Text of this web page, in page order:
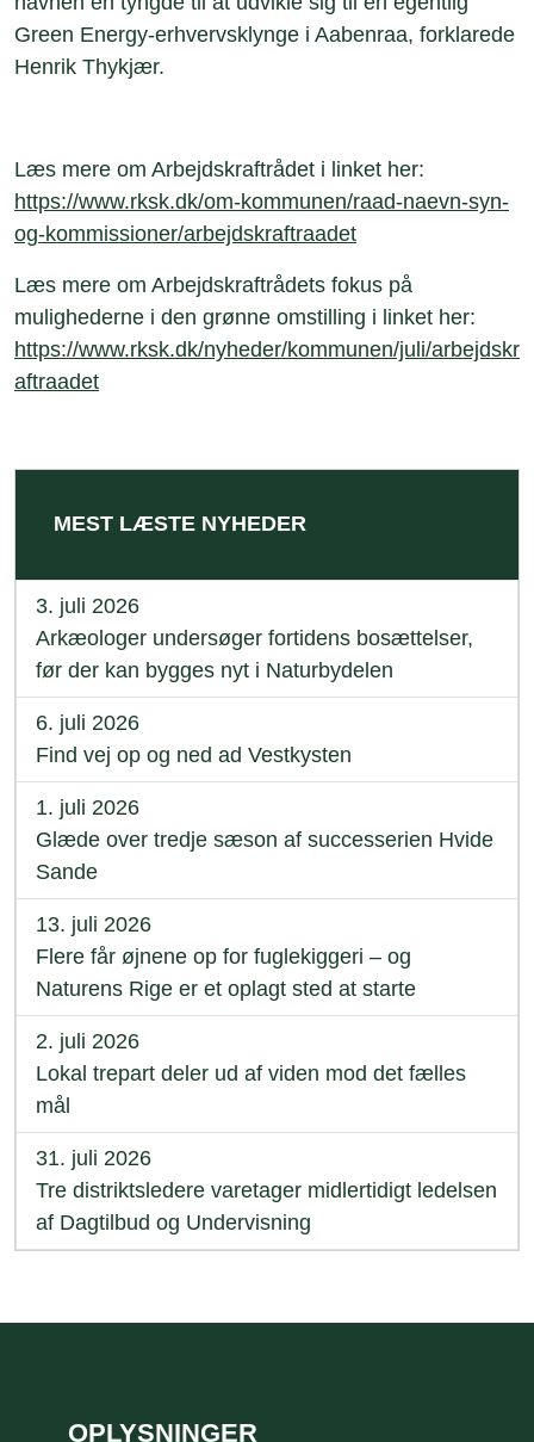
Green Energy-erhvervsklynge i Aabenraa, forklarede
Henrik Thykjær.
Læs mere om Arbejdskraftrådet i linket her:
https://www.rksk.dk/om-kommunen/raad-naevn-syn-
og-kommissioner/arbejdskraftraadet
Læs mere om Arbejdskraftrådets fokus på
mulighederne i den grønne omstilling i linket her:
https://www.rksk.dk/nyheder/kommunen/juli/arbejdskr
aftraadet
MEST LÆSTE NYHEDER
3. juli 2026
Arkæologer undersøger fortidens bosættelser,
før der kan bygges nyt i Naturbydelen
6. juli 2026
Find vej op og ned ad Vestkysten
1. juli 2026
Glæde over tredje sæson af successerien Hvide
Sande
13. juli 2026
Flere får øjnene op for fuglekiggeri – og
Naturens Rige er et oplagt sted at starte
2. juli 2026
Lokal trepart deler ud af viden mod det fælles
mål
31. juli 2026
Tre distriktsledere varetager midlertidigt ledelsen
af Dagtilbud og Undervisning
OPLYSNINGER